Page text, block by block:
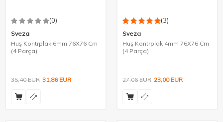
(0)
Sveza
Huş Kontrplak 6mm 76X76 Cm
(4 Parça)
35,40EUR 31,86EUR
(3)
Sveza
Huş Kontrplak 4mm 76X76 Cm
(4 Parça)
27,06EUR 23,00EUR